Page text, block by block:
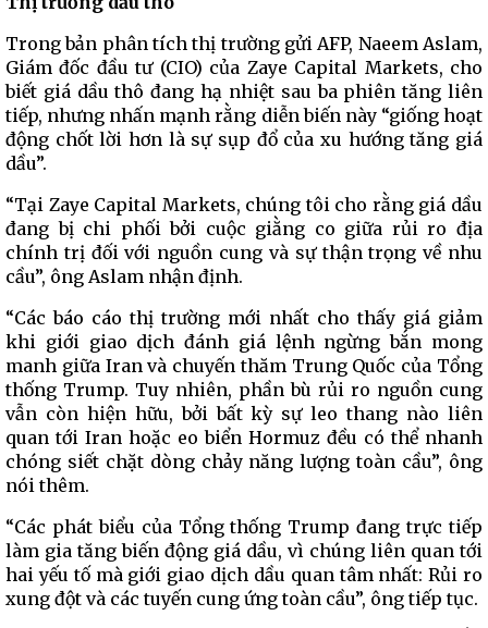
Trong bản phân tích thị trường gửi AFP, Naeem Aslam,
Giám đốc đầu tư (CIO) của Zaye Capital Markets, cho
biết giá dầu thô đang hạ nhiệt sau ba phiên tăng liên
tiếp, nhưng nhấn mạnh rằng diễn biến này “giống hoạt
động chốt lời hơn là sự sụp đổ của xu hướng tăng giá
dầu”.
“Tại Zaye Capital Markets, chúng tôi cho rằng giá dầu
đang bị chi phối bởi cuộc giằng co giữa rủi ro địa
chính trị đối với nguồn cung và sự thận trọng về nhu
cầu”, ông Aslam nhận định.
“Các báo cáo thị trường mới nhất cho thấy giá giảm
khi giới giao dịch đánh giá lệnh ngừng bắn mong
manh giữa Iran và chuyến thăm Trung Quốc của Tổng
thống Trump. Tuy nhiên, phần bù rủi ro nguồn cung
vẫn còn hiện hữu, bởi bất kỳ sự leo thang nào liên
quan tới Iran hoặc eo biển Hormuz đều có thể nhanh
chóng siết chặt dòng chảy năng lượng toàn cầu”, ông
nói thêm.
“Các phát biểu của Tổng thống Trump đang trực tiếp
làm gia tăng biến động giá dầu, vì chúng liên quan tới
hai yếu tố mà giới giao dịch dầu quan tâm nhất: Rủi ro
xung đột và các tuyến cung ứng toàn cầu”, ông tiếp tục.